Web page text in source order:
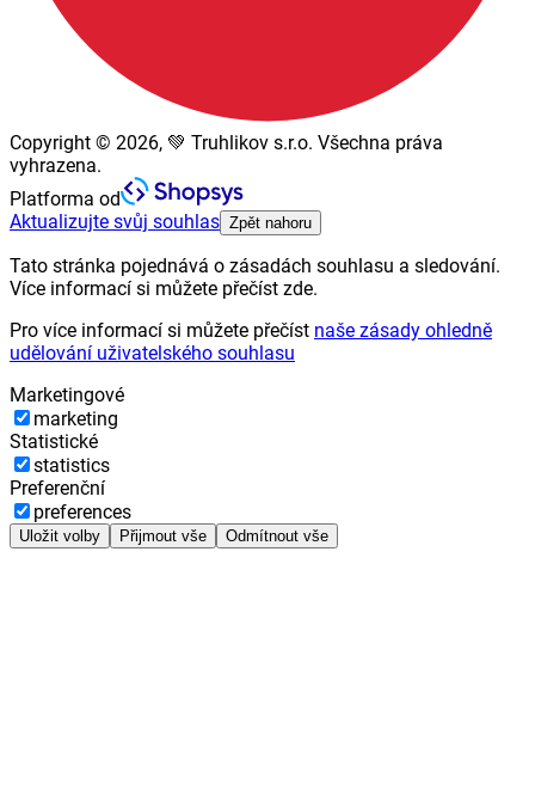
Copyright © 2026, 💚 Truhlikov s.r.o. Všechna práva
vyhrazena.
Platforma od
Aktualizujte svůj souhlas Zpět nahoru
Tato stránka pojednává o zásadách souhlasu a sledování.
Více informací si můžete přečíst zde.
Pro více informací si můžete přečíst naše zásady ohledně
udělování uživatelského souhlasu
Marketingové
marketing
Statistické
statistics
Preferenční
preferences
Uložit volby Přijmout vše Odmítnout vše